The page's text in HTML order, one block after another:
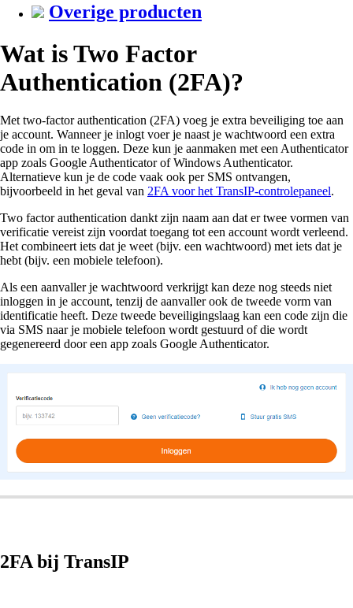
Overige producten
Wat is Two Factor
Authentication (2FA)?
Met two-factor authentication (2FA) voeg je extra beveiliging toe aan
je account. Wanneer je inlogt voer je naast je wachtwoord een extra
code in om in te loggen. Deze kun je aanmaken met een Authenticator
app zoals Google Authenticator of Windows Authenticator.
Alternatieve kun je de code vaak ook per SMS ontvangen,
bijvoorbeeld in het geval van 2FA voor het TransIP-controlepaneel.
Two factor authentication dankt zijn naam aan dat er twee vormen van
verificatie vereist zijn voordat toegang tot een account wordt verleend.
Het combineert iets dat je weet (bijv. een wachtwoord) met iets dat je
hebt (bijv. een mobiele telefoon).
Als een aanvaller je wachtwoord verkrijgt kan deze nog steeds niet
inloggen in je account, tenzij de aanvaller ook de tweede vorm van
identificatie heeft. Deze tweede beveiligingslaag kan een code zijn die
via SMS naar je mobiele telefoon wordt gestuurd of die wordt
gegenereerd door een app zoals Google Authenticator.
2FA bij TransIP